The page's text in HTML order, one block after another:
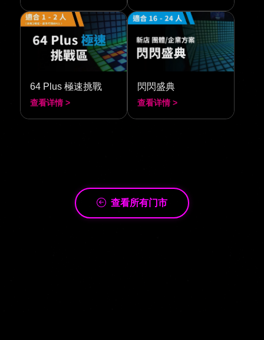
64 Plus 極速挑戰
查看详情 >
閃閃盛典
查看详情 >
查看所有门市